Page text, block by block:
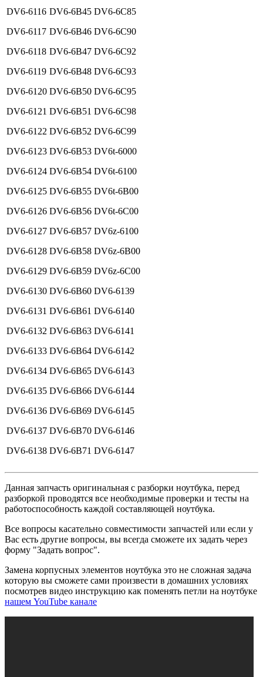
DV6-6116
DV6-6117
DV6-6118
DV6-6119
DV6-6120
DV6-6121
DV6-6122
DV6-6123
DV6-6124
DV6-6125
DV6-6126
DV6-6127
DV6-6128
DV6-6129
DV6-6130
DV6-6131
DV6-6132
DV6-6133
DV6-6134
DV6-6135
DV6-6136
DV6-6137
DV6-6138
DV6-6B45
DV6-6B46
DV6-6B47
DV6-6B48
DV6-6B50
DV6-6B51
DV6-6B52
DV6-6B53
DV6-6B54
DV6-6B55
DV6-6B56
DV6-6B57
DV6-6B58
DV6-6B59
DV6-6B60
DV6-6B61
DV6-6B63
DV6-6B64
DV6-6B65
DV6-6B66
DV6-6B69
DV6-6B70
DV6-6B71
DV6-6C85
DV6-6C90
DV6-6C92
DV6-6C93
DV6-6C95
DV6-6C98
DV6-6C99
DV6t-6000
DV6t-6100
DV6t-6B00
DV6t-6C00
DV6z-6100
DV6z-6B00
DV6z-6C00
DV6-6139
DV6-6140
DV6-6141
DV6-6142
DV6-6143
DV6-6144
DV6-6145
DV6-6146
DV6-6147
Данная запчасть оригинальная с разборки ноутбука, перед
разборкой проводятся все необходимые проверки и тесты на
работоспособность каждой составляющей ноутбука.
Все вопросы касательно совместимости запчастей или если у
Вас есть другие вопросы, вы всегда сможете их задать через
форму "Задать вопрос".
Замена корпусных элементов ноутбука это не сложная задача
которую вы сможете сами произвести в домашних условиях
посмотрев видео инструкцию как поменять петли на ноутбуке
нашем YouTube канале